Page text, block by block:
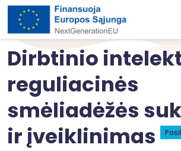
Dirbtinio
reguliacinės
smėliadėžės
ir įveiklinimas